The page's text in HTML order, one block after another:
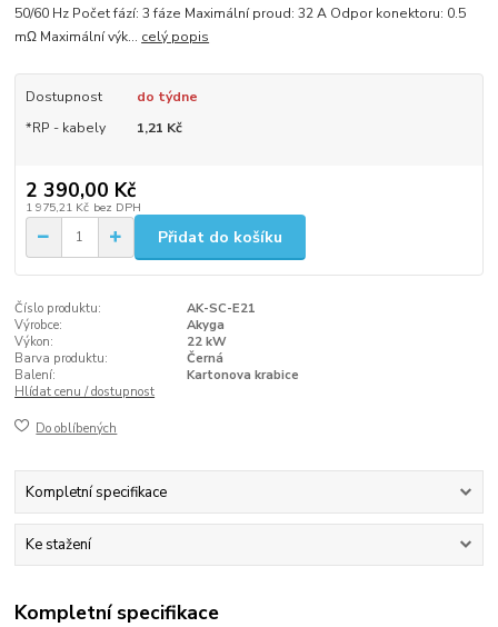
50/60 Hz Počet fází: 3 fáze Maximální proud: 32 A Odpor konektoru: 0.5
mΩ Maximální výk... celý popis
Dostupnost
do týdne
*RP - kabely
1,21 Kč
2 390,00 Kč
1 975,21 Kč bez DPH
Přidat do košíku
Číslo produktu:
AK-SC-E21
Výrobce:
Akyga
Výkon:
22 kW
Barva produktu:
Černá
Balení:
Kartonova krabice
Hlídat cenu / dostupnost
Do oblíbených
Kompletní specifikace
Ke stažení
Kompletní specifikace